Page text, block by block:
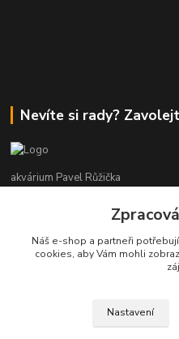
Nevíte si rady?
akvárium Pavel Růžička
+420 602 118 290
9:00 až 16:00 v pracovní dny
Náš e-shop a partneři potřebují
cookies, aby Vám mohli
Nastavení